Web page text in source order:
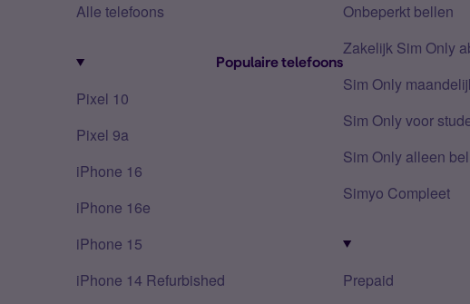
Alle telefoons
Populaire telefoons
Pixel 10
Pixel 9a
iPhone 16
iPhone 16e
iPhone 15
iPhone 14 Refurbished
Onbeperkt bellen
Zakelijk Sim Only
Sim Only
Sim Only voor
Sim Only alleen
Simyo Compleet
Prepaid